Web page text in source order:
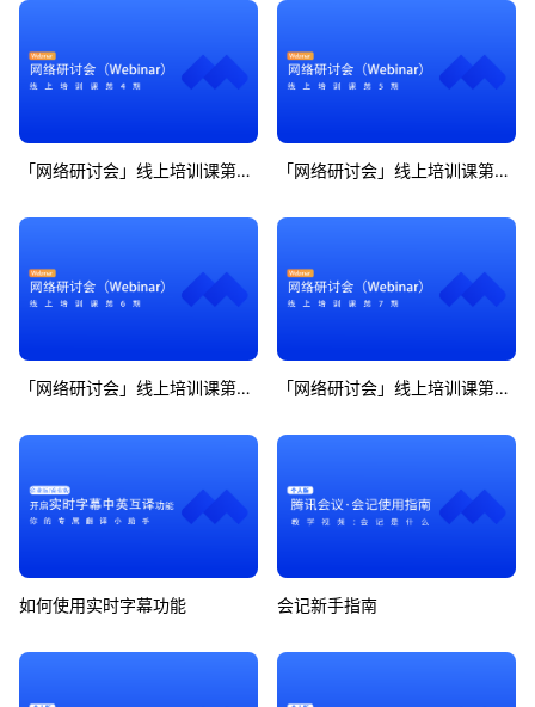
「网络研讨会」线上培训课第4期 「网络研讨会」线上培训课第5期
「网络研讨会」线上培训课第6期 「网络研讨会」线上培训课第7期
如何使用实时字幕功能 会记新手指南